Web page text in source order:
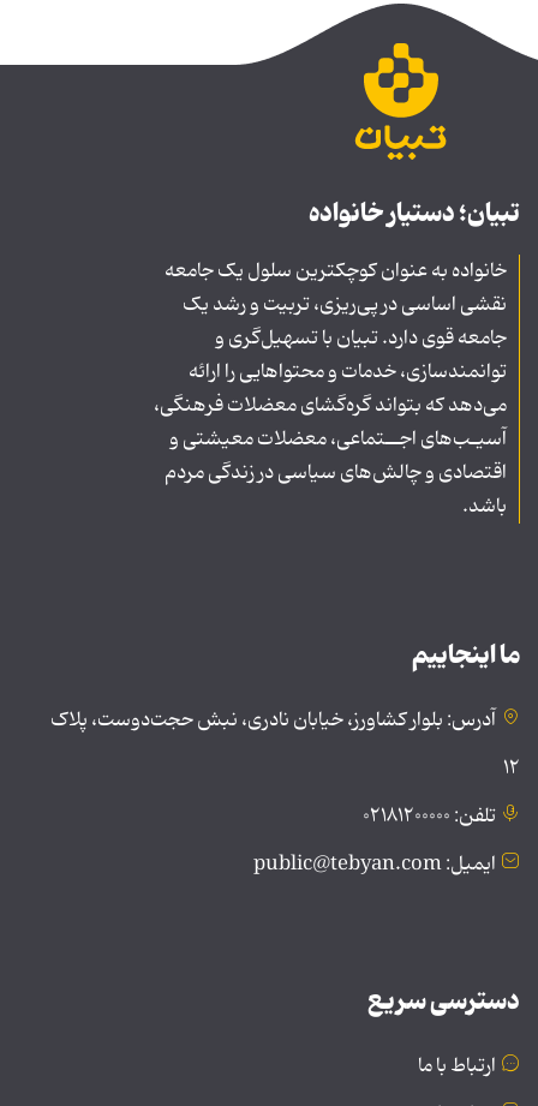
تبیان؛ دستیار خانواده
خانواده به عنوان کوچکترین سلول یک جامعه
نقشی اساسی در پی‌ریزی، تربیت و رشد یک
جامعه قوی دارد. تبیان با تسهیل‌گری و
توانمندسازی، خدمات و محتواهایی را ارائه
می‌دهد که بتواند گره‌گشای معضلات فرهنگی،
آسیـب‌های اجــتماعی، معضلات معیشتی و
اقتصادی و چالش‌های سیاسی در زندگی مردم
باشد.
ما اینجاییم
آدرس: بلوار کشاورز، خیابان نادری، نبش حجت‌دوست، پلاک
۱۲
تلفن: ۰۲۱۸۱۲۰۰۰۰۰
ایمیل: public@tebyan.com
دسترسی سریع
ارتباط با ما